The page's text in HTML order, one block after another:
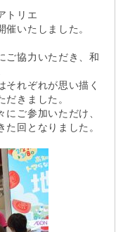
トリエ
催いたしました。
ご協力いただき、和
それぞれが思い描く
きました。
ご参加いただけ、
回となりました。